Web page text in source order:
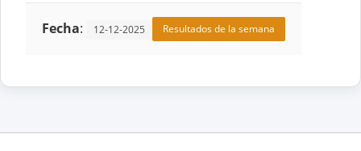
Fecha: 12-12-2025 Resultados de la semana